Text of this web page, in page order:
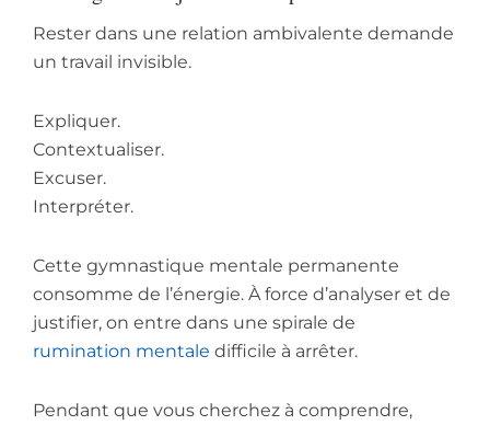
Rester dans une relation ambivalente demande
un travail invisible.
Expliquer.
Contextualiser.
Excuser.
Interpréter.
Cette gymnastique mentale permanente
consomme de l’énergie. À force d’analyser et de
justifier, on entre dans une spirale de
rumination mentale difficile à arrêter.
Pendant que vous cherchez à comprendre,